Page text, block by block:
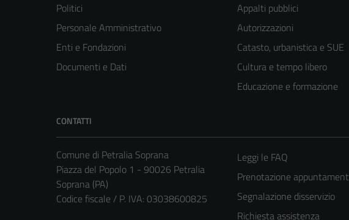
Politici
Personale Amministrativo
Enti e Fondazioni
Documenti e Dati
Appalti pubblici
Autorizzazioni
Catasto, urbanistica e SUE
Cultura e tempo libero
Educazione e formazione
CONTATTI
Comune di Petralia Soprana
Piazza del Popolo 1 - 90026 Petralia
Soprana (PA)
Codice fiscale / P. IVA: 03038600825
Leggi le FAQ
Prenotazione
Segnalazione disservizio
Richiesta assistenza